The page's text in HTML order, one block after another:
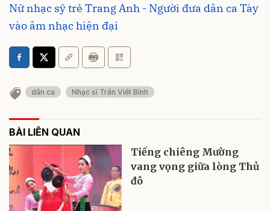
Nữ nhạc sỹ trẻ Trang Anh - Người đưa dân ca Tày
vào âm nhạc hiện đại
dân ca Nhạc sĩ Trần Viết Bính
BÀI LIÊN QUAN
Tiếng chiêng Mường
vang vọng giữa lòng Thủ
đô